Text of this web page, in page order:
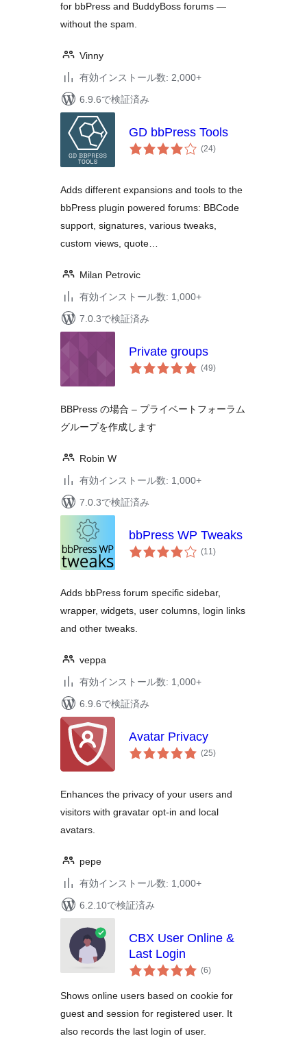
for bbPress and BuddyBoss forums —
without the spam.
Vinny
有効インストール数: 2,000+
6.9.6で検証済み
GD bbPress Tools
(24個
の)
Adds different expansions and tools to the
bbPress plugin powered forums: BBCode
support, signatures, various tweaks,
custom views, quote…
Milan Petrovic
有効インストール数: 1,000+
7.0.3で検証済み
Private groups
(49個
の)
BBPress の場合 – プライベートフォーラム
グループを作成します
Robin W
有効インストール数: 1,000+
7.0.3で検証済み
bbPress WP Tweaks
(11個
の)
Adds bbPress forum specific sidebar,
wrapper, widgets, user columns, login links
and other tweaks.
veppa
有効インストール数: 1,000+
6.9.6で検証済み
Avatar Privacy
(25個
の)
Enhances the privacy of your users and
visitors with gravatar opt-in and local
avatars.
pepe
有効インストール数: 1,000+
6.2.10で検証済み
CBX User Online &
Last Login
(6個
の
価
)
Shows online users based on cookie for
guest and session for registered user. It
also records the last login of user.